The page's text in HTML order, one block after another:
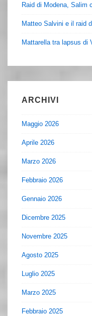
Raid di Modena, Salim
Matteo Salvini e il raid
Mattarella tra lapsus di
ARCHIVI
Maggio 2026
Aprile 2026
Marzo 2026
Febbraio 2026
Gennaio 2026
Dicembre 2025
Novembre 2025
Agosto 2025
Luglio 2025
Marzo 2025
Febbraio 2025